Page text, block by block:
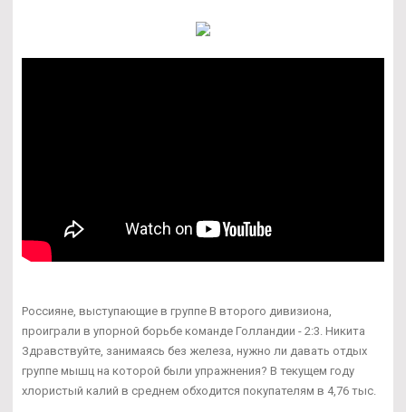
Россияне, выступающие в группе В второго дивизиона,
проиграли в упорной борьбе команде Голландии - 2:3. Никита
Здравствуйте, занимаясь без железа, нужно ли давать отдых
группе мышц на которой были упражнения? В текущем году
хлористый калий в среднем обходится покупателям в 4,76 тыс.